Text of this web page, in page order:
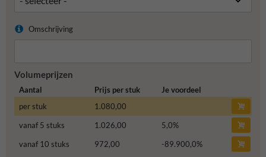
Omschrijving
Volumeprijzen
Aantal Prijs per stuk
Je voordeel
per stuk
1.080,00
vanaf 5 stuks
1.026,00 5,0%
vanaf 10 stuks
972,00 -89.900,0%